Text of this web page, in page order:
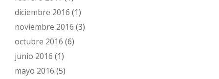
diciembre 2016 (1)
noviembre 2016 (3)
octubre 2016 (6)
junio 2016 (1)
mayo 2016 (5)